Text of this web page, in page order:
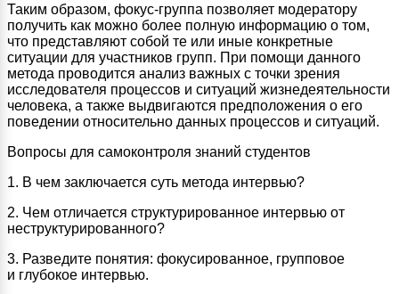
Таким образом, фокус-группа позволяет модератору
получить как можно более полную информацию о том,
что представляют собой те или иные конкретные
ситуации для участников групп. При помощи данного
метода проводится анализ важных с точки зрения
исследователя процессов и ситуаций жизнедеятельности
человека, а также выдвигаются предположения о его
поведении относительно данных процессов и ситуаций.
Вопросы для самоконтроля знаний студентов
1. В чем заключается суть метода интервью?
2. Чем отличается структурированное интервью от
неструктурированного?
3. Разведите понятия: фокусированное, групповое
и глубокое интервью.